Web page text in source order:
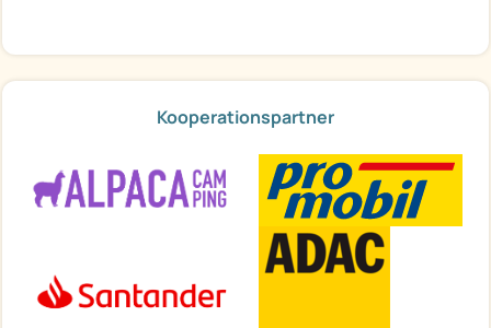
Kooperationspartner